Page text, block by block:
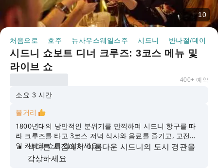
10
처음으로 호주 뉴사우스웨일스주 시드니 반나절/데이 투
시드니 쇼보트 디너 크루즈: 3코스 메뉴 및
라이브 쇼
400+ 예약
소요 3 시간
볼거리
1800년대의 낭만적인 분위기를 만끽하며 시드니 항구를 따
라 크루즈를 타고 3코스 저녁 식사와 음료를 즐기고, 고전적
인 카바레 쇼를 감상하세요.
색다른 시점에서 아름다운 시드니의 도시 경관을
감상하세요